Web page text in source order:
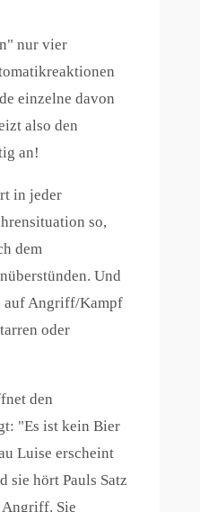
nur vier
einzelne davon
also den
an!
in jeder
so,
dem
Und
auf Angriff/Kampf
oder
den
"Es ist kein Bier
Luise erscheint
sie hört Pauls Satz
Angriff. Sie